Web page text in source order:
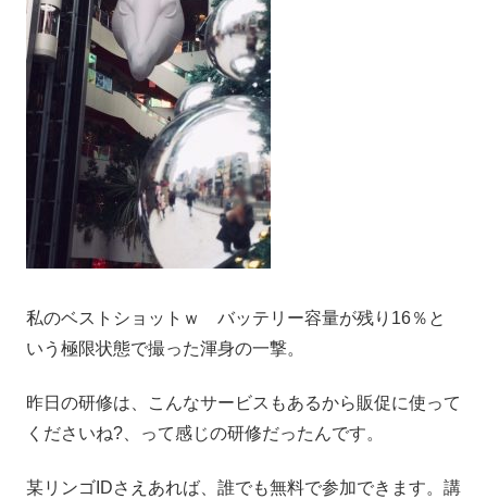
私のベストショットｗ バッテリー容量が残り16％と
いう極限状態で撮った渾身の一撃。
昨日の研修は、こんなサービスもあるから販促に使って
くださいね?、って感じの研修だったんです。
某リンゴIDさえあれば、誰でも無料で参加できます。講